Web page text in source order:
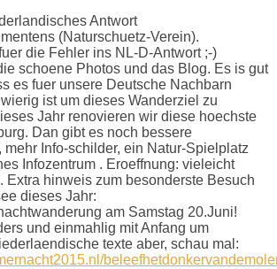
Antwort
(Naturschuetz-Verein).
die Fehler ins NL-D-Antwort ;-)
schoene Photos und das Blog. Es is gut
es fuer unsere Deutsche Nachbarn
ist um dieses Wanderziel zu
Jahr renovieren wir diese hoechste
Dan gibt es noch bessere
mehr Info-schilder, ein Natur-Spielplatz
Infozentrum . Eroeffnung: vieleicht
Extra hinweis zum besonderste Besuch
dieses Jahr:
am Samstag 20.Juni!
und einmahlig mit Anfang um
texte aber, schau mal: